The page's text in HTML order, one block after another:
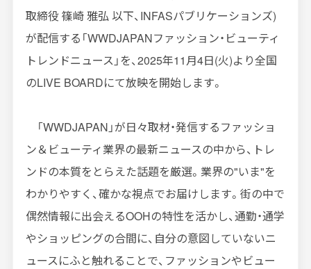
取締役 篠崎 雅弘 以下、 INFASパブリケーションズ)
が配信する「WWDJAPANファッション・ビューティ
トレンドニュース」を、2025年11月4日(火)より全国
のLIVE BOARDにて放映を開始します。
「WWDJAPAN 」が日々取材・発信するファッショ
ン＆ビューティ業界の最新ニュースの中から、トレ
ンドの本質をとらえた話題を厳選。業界の"いま"を
わかりやすく、確かな視点でお届けします。街の中で
偶然情報に出会えるOOHの特性を活かし、通勤・通学
やショッピングの合間に、自分の意図していないニ
ュースにふと触れることで、ファッションやビュー